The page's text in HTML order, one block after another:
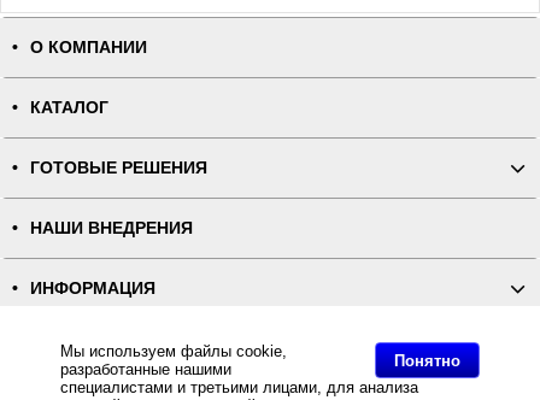
Понятно
Мы используем файлы cookie,
разработанные нашими
специалистами и третьими лицами, для анализа
О КОМПАНИИ
КАТАЛОГ
ГОТОВЫЕ РЕШЕНИЯ
НАШИ ВНЕДРЕНИЯ
ИНФОРМАЦИЯ
КОНТАКТЫ